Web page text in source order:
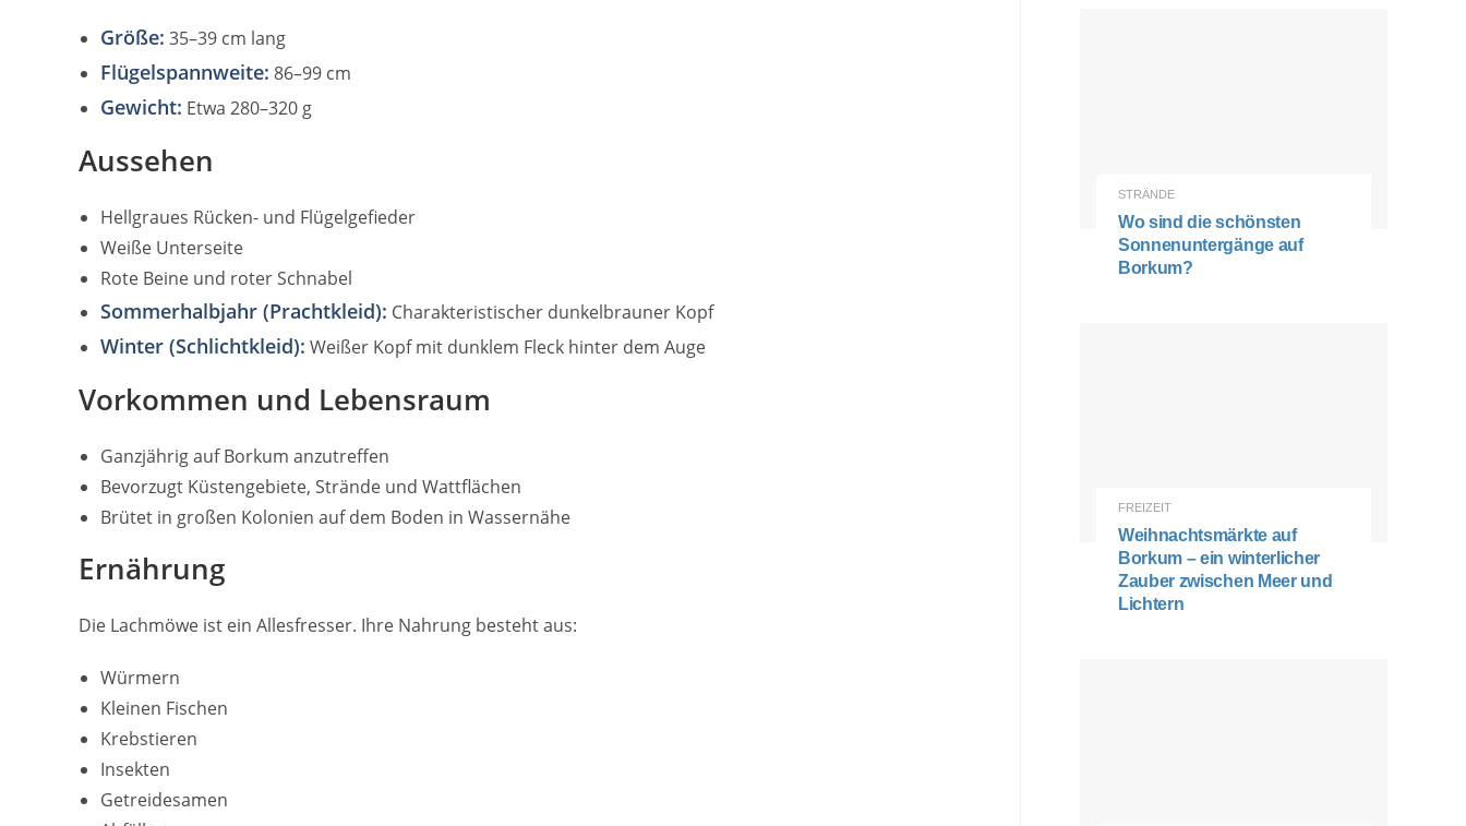
Größe: 35–39 cm lang
Flügelspannweite: 86–99 cm
Gewicht: Etwa 280–320 g
Aussehen
Hellgraues Rücken- und Flügelgefieder
Weiße Unterseite
Rote Beine und roter Schnabel
Sommerhalbjahr (Prachtkleid): Charakteristischer dunkelbrauner Kopf
Winter (Schlichtkleid): Weißer Kopf mit dunklem Fleck hinter dem Auge
Vorkommen und Lebensraum
Ganzjährig auf Borkum anzutreffen
Bevorzugt Küstengebiete, Strände und Wattflächen
Brütet in großen Kolonien auf dem Boden in Wassernähe
Ernährung
Die Lachmöwe ist ein Allesfresser. Ihre Nahrung besteht aus:
Würmern
Kleinen Fischen
Krebstieren
Insekten
Getreidesamen
STRÄNDE
Wo sind die schönsten
Sonnenuntergänge auf
Borkum?
FREIZEIT
Weihnachtsmärkte auf
Borkum – ein winterlicher
Zauber zwischen Meer und
Lichtern